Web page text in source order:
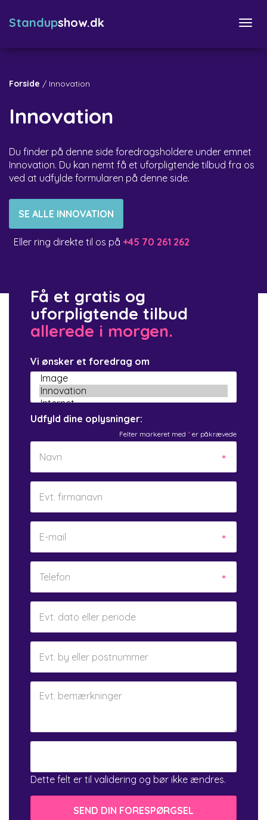
Standupshow.dk
Forside / Innovation
Innovation
Du finder på denne side foredragsholdere under emnet
Innovation. Du kan nemt få et uforpligtende tilbud fra os
ved at udfylde formularen på denne side.
SE ALLE INNOVATION
Eller ring direkte til os på +45 70 261 262
Få et gratis og
uforpligtende tilbud
allerede i morgen.
Vi ønsker et foredrag om
Udfyld dine oplysninger:
Felter markeret med * er påkrævede
Dette felt er til validering og bør ikke ændres.